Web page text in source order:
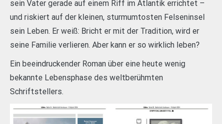
sein Vater gerade auf einem Riff im Atlantik errichtet –
und riskiert auf der kleinen, sturmumtosten Felseninsel
sein Leben. Er weiß: Bricht er mit der Tradition, wird er
seine Familie verlieren. Aber kann er so wirklich leben?
Ein beeindruckender Roman über eine heute wenig
bekannte Lebensphase des weltberühmten
Schriftstellers.